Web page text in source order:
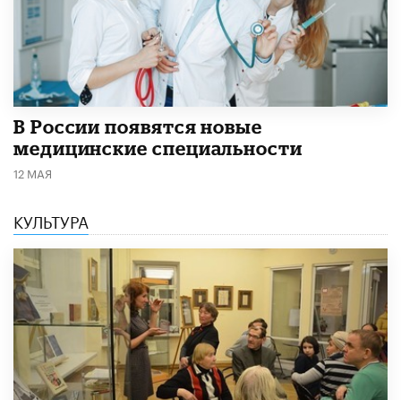
В России появятся новые
медицинские специальности
12 МАЯ
КУЛЬТУРА